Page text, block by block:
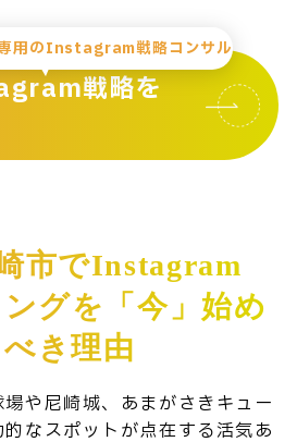
用のInstagram戦略コンサル
戦略を
市でInstagram
グを「今」始め
き理由
や尼崎城、あまがさきキュー
なスポットが点在する活気あ